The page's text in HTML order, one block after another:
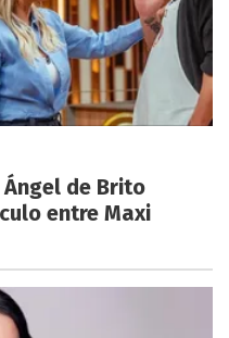
de Brito
entre Maxi